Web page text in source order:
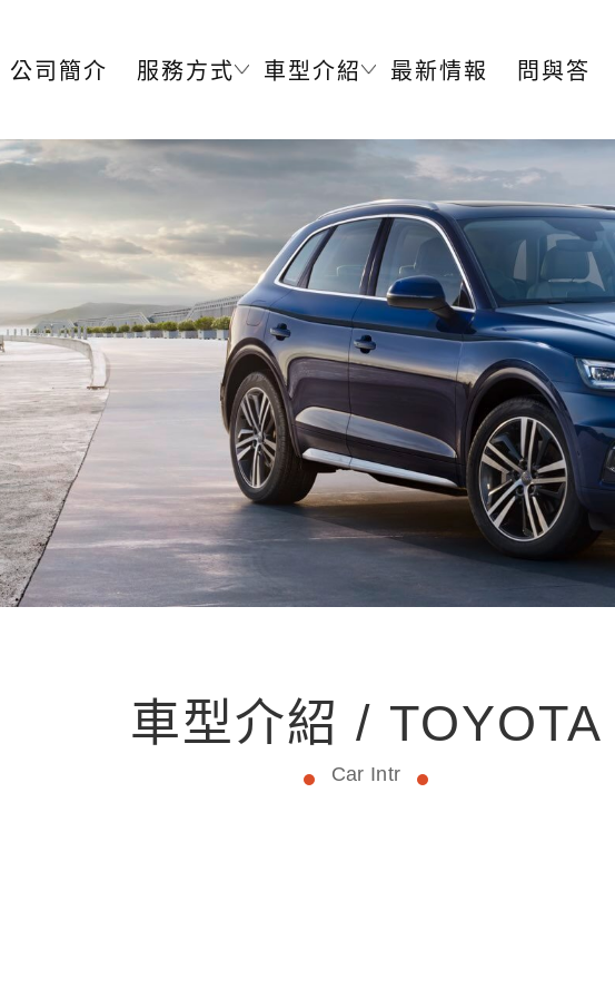
公司簡介 服務方式 車型介紹 最新情報 問與答
車型介紹 / TOYOTA
Car Intr